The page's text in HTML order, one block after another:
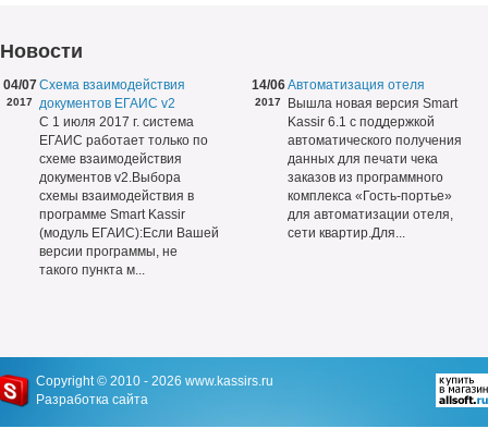
Новости
04/07
2017
Схема взаимодействия
документов ЕГАИС v2
С 1 июля 2017 г. система
ЕГАИС работает только по
схеме взаимодействия
документов v2.Выбора
схемы взаимодействия в
программе Smart Kassir
(модуль ЕГАИС):Если Вашей
версии программы, не
такого пункта м...
14/06
2017
Автоматизация отеля
Вышла новая версия Smart
Kassir 6.1 с поддержкой
автоматического получения
данных для печати чека
заказов из программного
комплекса «Гость-портье»
для автоматизации отеля,
сети квартир.Для...
Copyright © 2010 - 2026 www.kassirs.ru
Разработка сайта